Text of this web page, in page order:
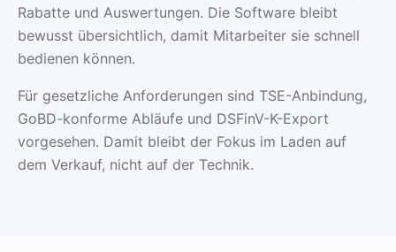
Rabatte und Auswertungen. Die Software bleibt
bewusst übersichtlich, damit Mitarbeiter sie schnell
bedienen können.
Für gesetzliche Anforderungen sind TSE-Anbindung,
GoBD-konforme Abläufe und DSFinV-K-Export
vorgesehen. Damit bleibt der Fokus im Laden auf
dem Verkauf, nicht auf der Technik.